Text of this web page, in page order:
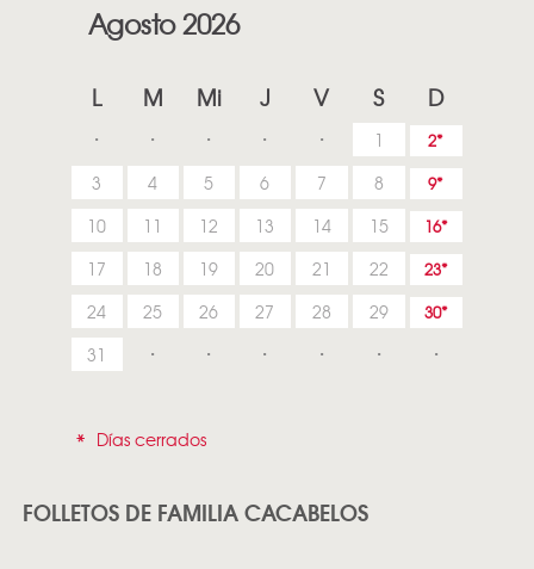
Agosto 2026
L M Mi J V S D
1 2
3 4 5 6 7 8 9
10 11 12 13 14 15 16
17 18 19 20 21 22 23
24 25 26 27 28 29 30
31
* Días cerrados
FOLLETOS DE FAMILIA CACABELOS